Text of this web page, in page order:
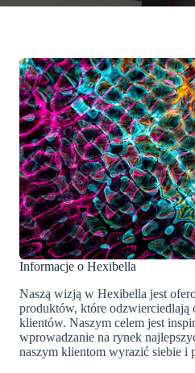
Informacje o Hexibella
Naszą wizją w Hexibella jest
produktów, które odzwierciedlają
klientów. Naszym celem jest
wprowadzanie na rynek
naszym klientom wyrazić siebie i